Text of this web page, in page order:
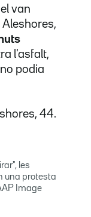
van
l'asfalt,
podia
44.
les
una protesta
Image